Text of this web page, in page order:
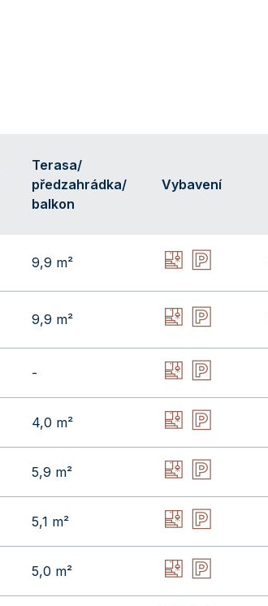
Terasa/
předzahrádka/
balkon
Vybavení
9,9 m²
9,9 m²
-
4,0 m²
5,9 m²
5,1 m²
5,0 m²